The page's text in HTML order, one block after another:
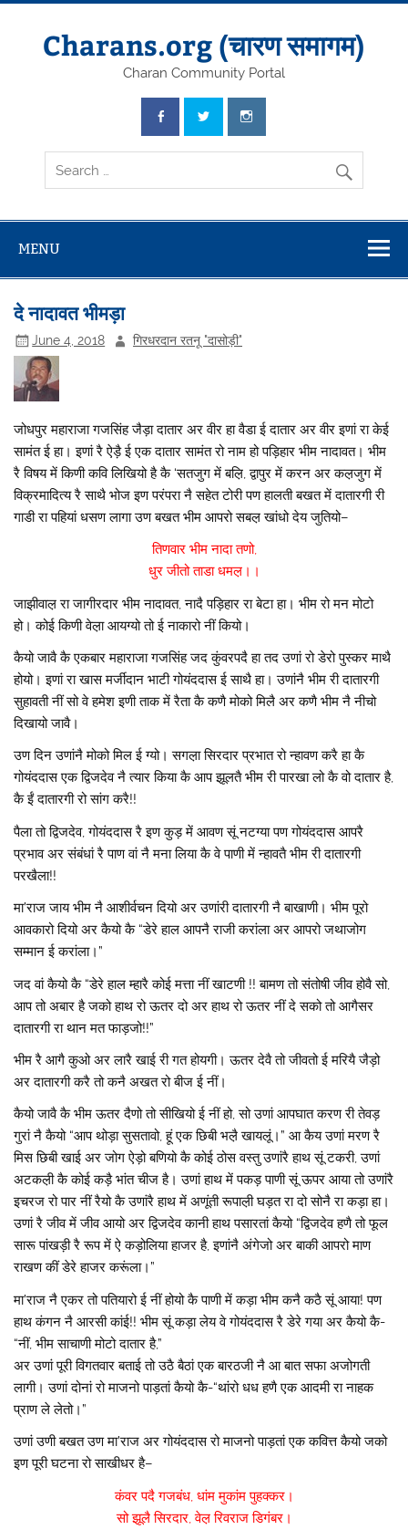
Skip
Charans.org (चारण समागम)
Charan Community Portal
MENU
दे नादावत भीमड़ा
June 4, 2018 गिरधरदान रतनू "दासोड़ी"
जोधपुर महाराजा गजसिंह जैड़ा दातार अर वीर हा वैडा ई दातार अर वीर इणां रा केई
सामंत ई हा। इणां रै ऐड़ै ई एक दातार सामंत रो नाम हो पड़िहार भीम नादावत। भीम
रै विषय में किणी कवि लिखियो है कै ‘सतजुग में बल़ि, द्वापुर में करन अर कल़जुग में
विक्रमादित्य रै साथै भोज इण परंपरा नै सहेत टोरी पण हालती बखत में दातारगी री
गाडी रा पहियां धसण लागा उण बखत भीम आपरो सबल़ खांधो देय जुतियो–
तिणवार भीम नादा तणो,
धुर जीतो ताडा धमल़।।
जाझीवाल़ रा जागीरदार भीम नादावत, नादै पड़िहार रा बेटा हा। भीम रो मन मोटो
हो। कोई किणी वेल़ा आयग्यो तो ई नाकारो नीं कियो।
कैयो जावै कै एकबार महाराजा गजसिंह जद कुंवरपदै हा तद उणां रो डेरो पुस्कर माथै
होयो। इणां रा खास मर्जीदान भाटी गोयंददास ई साथै हा। उणांनै भीम री दातारगी
सुहावती नीं सो वे हमेश इणी ताक में रैता कै कणै मोको मिलै अर कणै भीम नै नीचो
दिखायो जावै।
उण दिन उणांनै मोको मिल ई ग्यो। सगल़ा सिरदार प्रभात रो न्हावण करै हा कै
गोयंददास एक द्विजदेव नै त्यार किया कै आप झूलतै भीम री पारखा लो कै वो दातार है,
कै ईं दातारगी रो सांग करै!!
पैला तो द्विजदेव, गोयंददास रै इण कुड़ में आवण सूं नटग्या पण गोयंददास आपरै
प्रभाव अर संबंधां रै पाण वां नै मना लिया कै वे पाणी में न्हावतै भीम री दातारगी
परखैला!!
मा’राज जाय भीम नै आशीर्वचन दियो अर उणांरी दातारगी नै बाखाणी। भीम पूरो
आवकारो दियो अर कैयो कै “डेरे हाल आपनै राजी करांला अर आपरो जथाजोग
सम्मान ई करांला।”
जद वां कैयो कै “डेरे हाल म्हारै कोई मत्ता नीं खाटणी !! बामण तो संतोषी जीव होवै सो,
आप तो अबार है जको हाथ रो ऊतर दो अर हाथ रो ऊतर नीं दे सको तो आगैसर
दातारगी रा थान मत फाड़जो!!”
भीम रै आगै कुओ अर लारै खाई री गत होयगी। ऊतर देवै तो जीवतो ई मरियै जैड़ो
अर दातारगी करै तो कनै अखत रो बीज ई नीं।
कैयो जावै कै भीम ऊतर दैणो तो सीखियो ई नीं हो, सो उणां आपघात करण री तेवड़
गुरां नै कैयो “आप थोड़ा सुसतावो, हूं एक छिबी भल़ै खायलूं।” आ कैय उणां मरण रै
मिस छिबी खाई अर जोग ऐड़ो बणियो कै कोई ठोस वस्तु उणांरै हाथ सूं टकरी, उणां
अटकल़ी कै कोई कड़ै भांत चीज है। उणां हाथ में पकड़ पाणी सूं ऊपर आया तो उणांरै
इचरज रो पार नीं रैयो कै उणांरै हाथ में अणूंती रूपाल़ी घड़त रा दो सोनै रा कड़ा हा।
उणां रै जीव में जीव आयो अर द्विजदेव कानी हाथ पसारतां कैयो “द्विजदेव हणै तो फूल
सारू पांखड़ी रै रूप में ऐ कड़ोलिया हाजर है, इणांनै अंगेजो अर बाकी आपरो माण
राखण कीं डेरे हाजर करूंला।”
मा’राज नै एकर तो पतियारो ई नीं होयो कै पाणी में कड़ा भीम कनै कठै सूं आया! पण
हाथ कंगन नै आरसी कांई!! भीम सूं कड़ा लेय वे गोयंददास रै डेरे गया अर कैयो कै-
“नीं, भीम साचाणी मोटो दातार है,”
अर उणां पूरी विगतवार बताई तो उठै बैठां एक बारठजी नै आ बात सफा अजोगती
लागी। उणां दोनां रो माजनो पाड़तां कैयो कै-“थांरो धध हणै एक आदमी रा नाहक
प्राण ले लेतो।”
उणां उणी बखत उण मा’राज अर गोयंददास रो माजनो पाड़तां एक कवित्त कैयो जको
इण पूरी घटना रो साखीधर है–
कंवर पदै गजबंध, धांम मुकांम पुहक्कर।
सो झूलै सिरदार, वेल़ रिवराज डिगंबर।